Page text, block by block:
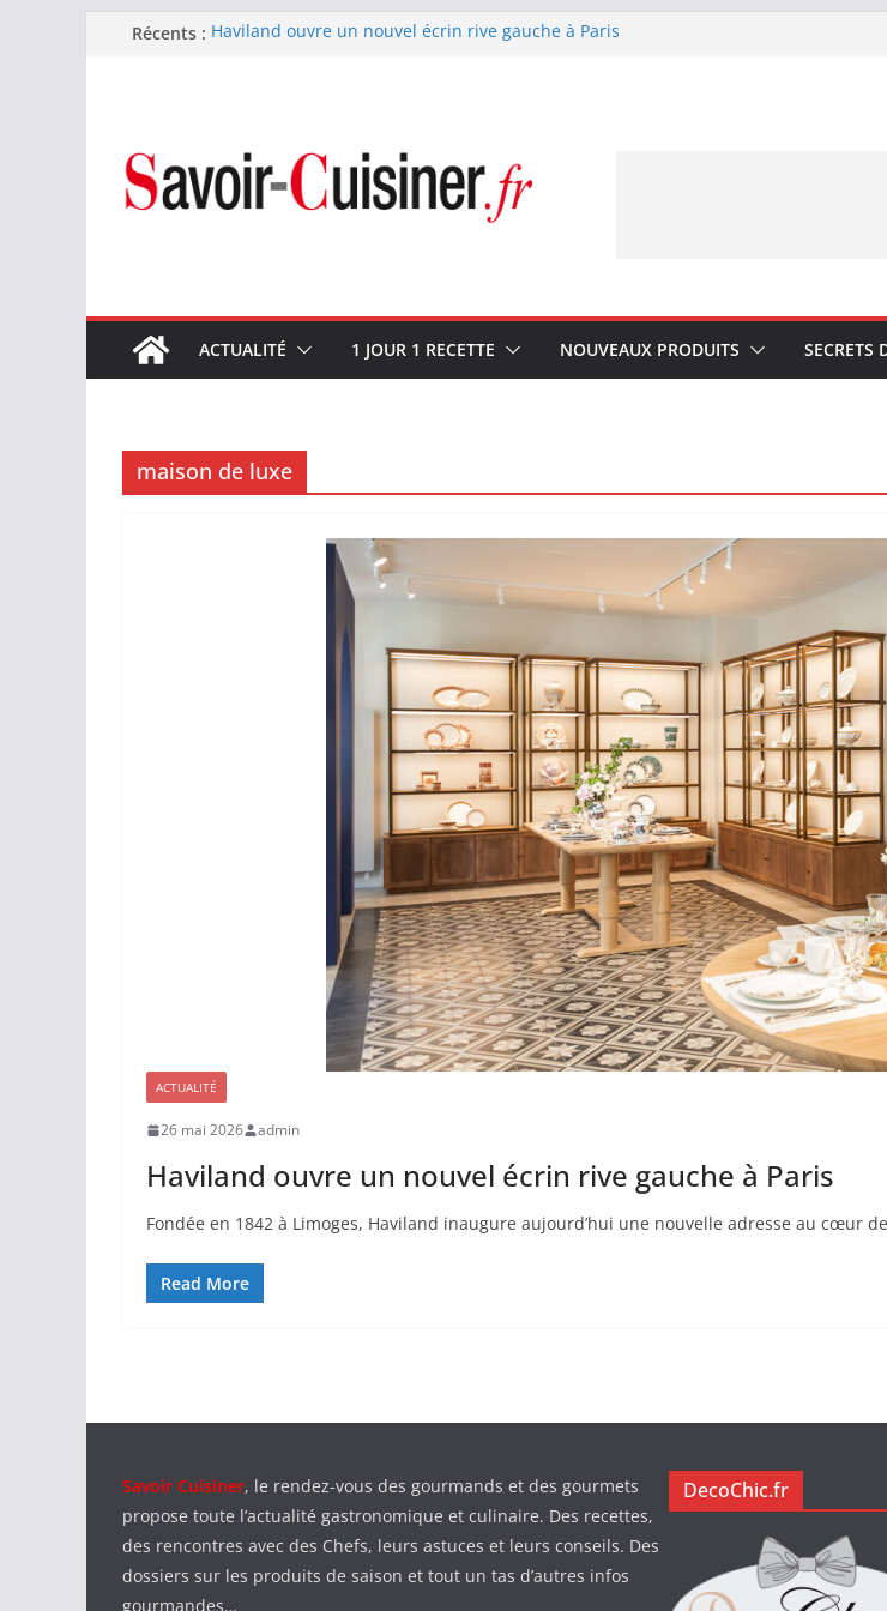
PasserRécents : Haviland ouvre un nouvel écrin rive gauche à Paris
Fête des Pères : le digestif se fait gourmand avec Laphroaig
et Arnaud Larher
Catawiki met aux enchères un whisky japonais Karuizawa
ACTUALITÉ 1 JOUR 1 RECETTE NOUVEAUX PRODUITS SECRETS
maison de luxe
ACTUALITÉ
26 mai 2026 admin
Haviland ouvre un nouvel écrin rive gauche à Paris
Fondée en 1842 à Limoges, Haviland inaugure aujourd’hui une nouvelle adresse au cœur
Read More
Savoir Cuisiner, le rendez-vous des gourmands et des gourmets
propose toute l’actualité gastronomique et culinaire. Des recettes,
des rencontres avec des Chefs, leurs astuces et leurs conseils. Des
dossiers sur les produits de saison et tout un tas d’autres infos
gourmandes…
DecoChic.fr